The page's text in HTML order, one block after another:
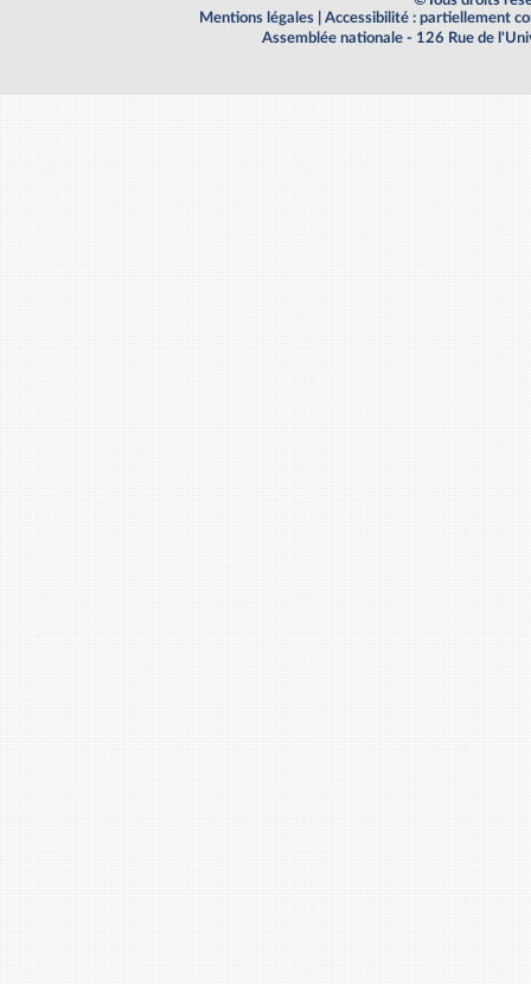
Mentions légales
Accessibilité : partiellement
Assemblée nationale - 126 Rue de